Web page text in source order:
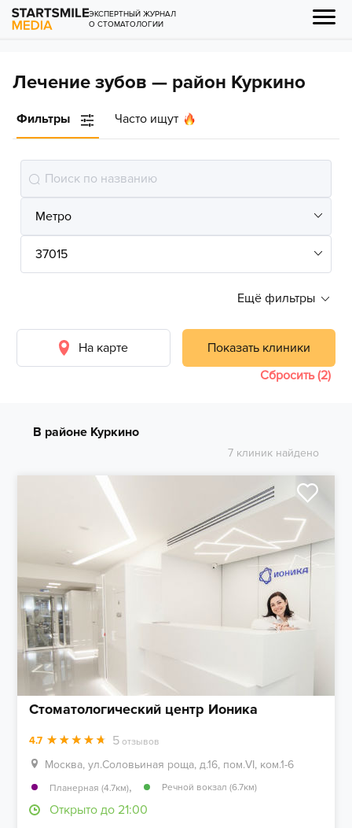
ЭКСПЕРТНЫЙ ЖУРНАЛ
О СТОМАТОЛОГИИ
Лечение зубов — район Куркино
Фильтры Часто ищут
Ещё фильтры
На карте
Показать клиники
Сбросить (2)
В районе Куркино
7 клиник найдено
Стоматологический центр Ионика
4.7 5 отзывов
Москва, ул.Соловьиная роща, д.16, пом.VI, ком.1-6
Планерная (4.7км), Речной вокзал (6.7км)
Открыто до 21:00